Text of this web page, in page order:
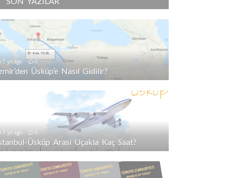
7 yıl ago 0
Üsküp’e Nasıl Gidilir?
7 yıl ago 0
Üsküp Arası Uçakla Kaç Saat?